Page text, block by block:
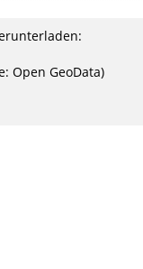
Open GeoData)